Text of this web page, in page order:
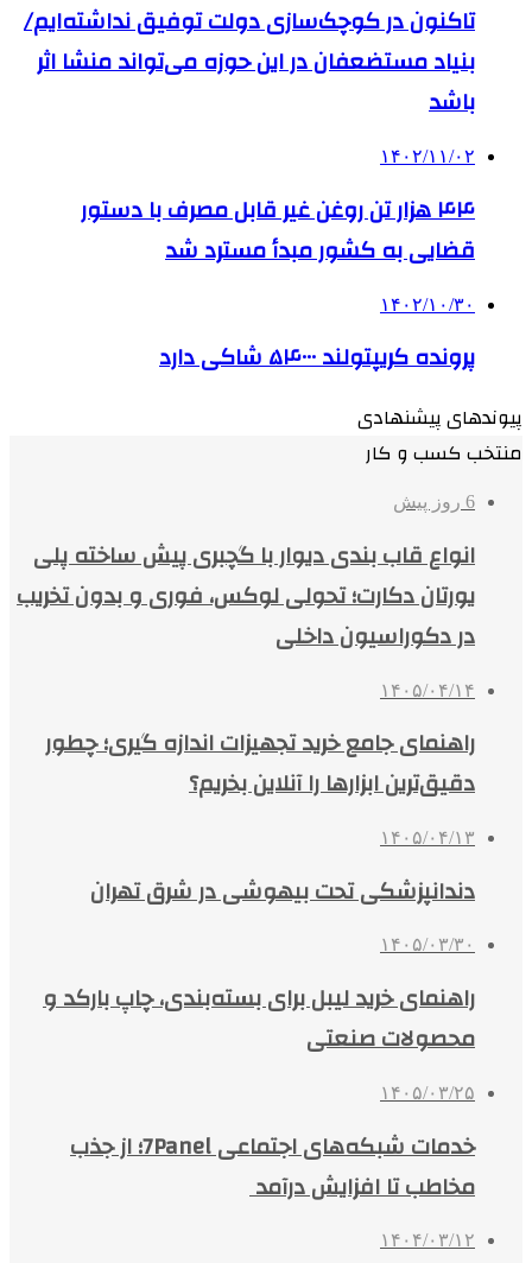
تاکنون در کوچک‌سازی دولت توفیق نداشته‌ایم/
بنیاد مستضعفان در این حوزه می‌تواند منشا اثر
باشد
۱۴۰۲/۱۱/۰۲
۴۴ هزار تن روغن غیر قابل مصرف با دستور
قضایی به کشور مبدأ مسترد شد
۱۴۰۲/۱۰/۳۰
پرونده کریپتولند ۵۴۰۰۰ شاکی دارد
پیوندهای پیشنهادی
منتخب کسب و کار
6 روز پیش
انواع قاب بندی دیوار با گچبری پیش ساخته پلی
یورتان دکارت؛ تحولی لوکس، فوری و بدون تخریب
در دکوراسیون داخلی
۱۴۰۵/۰۴/۱۴
راهنمای جامع خرید تجهیزات اندازه گیری؛ چطور
دقیق‌ترین ابزارها را آنلاین بخریم؟
۱۴۰۵/۰۴/۱۳
دندانپزشکی تحت بیهوشی در شرق تهران
۱۴۰۵/۰۳/۳۰
راهنمای خرید لیبل برای بسته‌بندی، چاپ بارکد و
محصولات صنعتی
۱۴۰۵/۰۳/۲۵
خدمات شبکه‌های اجتماعی 7Panel؛ از جذب
مخاطب تا افزایش درآمد
۱۴۰۴/۰۳/۱۲